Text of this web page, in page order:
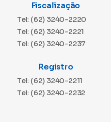
Fiscalização
Tel: (62) 3240-2220
Tel: (62) 3240-2221
Tel: (62) 3240-2237
Registro
Tel: (62) 3240-2211
Tel: (62) 3240-2232